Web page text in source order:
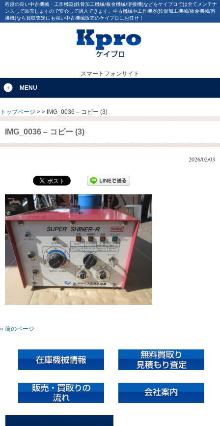
程度の良い中古機械・工作機器(鉄骨加工機械/板金機械/溶接機)などをケイプロでは全てメンテナ
ンスして販売しますので安心して購入できます。中古機械や工作機器(鉄骨加工機械/板金機械/溶
接機)なら買取査定にも強い中古機械販売のケイプロにお任せ！
スマートフォンサイト
MENU
トップページ > > IMG_0036 – コピー (3)
IMG_0036 – コピー (3)
2026/02/03
« 前のページ